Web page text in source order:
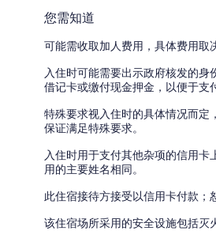
您需知道
可能需收取加人费用，具体费用取
入住时可能需要出示政府核发的身
借记卡或缴付现金押金，以便于支
特殊要求视入住时的具体情况而定
保证满足特殊要求。
入住时用于支付其他杂项的信用卡
用的主要姓名相同。
此住宿接待方接受以信用卡付款；
该住宿场所采用的安全设施包括灭